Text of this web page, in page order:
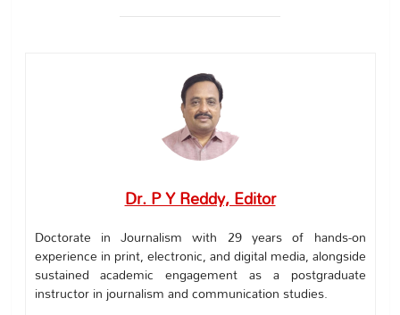
Dr. P Y Reddy, Editor
Doctorate in Journalism with 29 years of hands-on
experience in print, electronic, and digital media, alongside
sustained academic engagement as a postgraduate
instructor in journalism and communication studies.